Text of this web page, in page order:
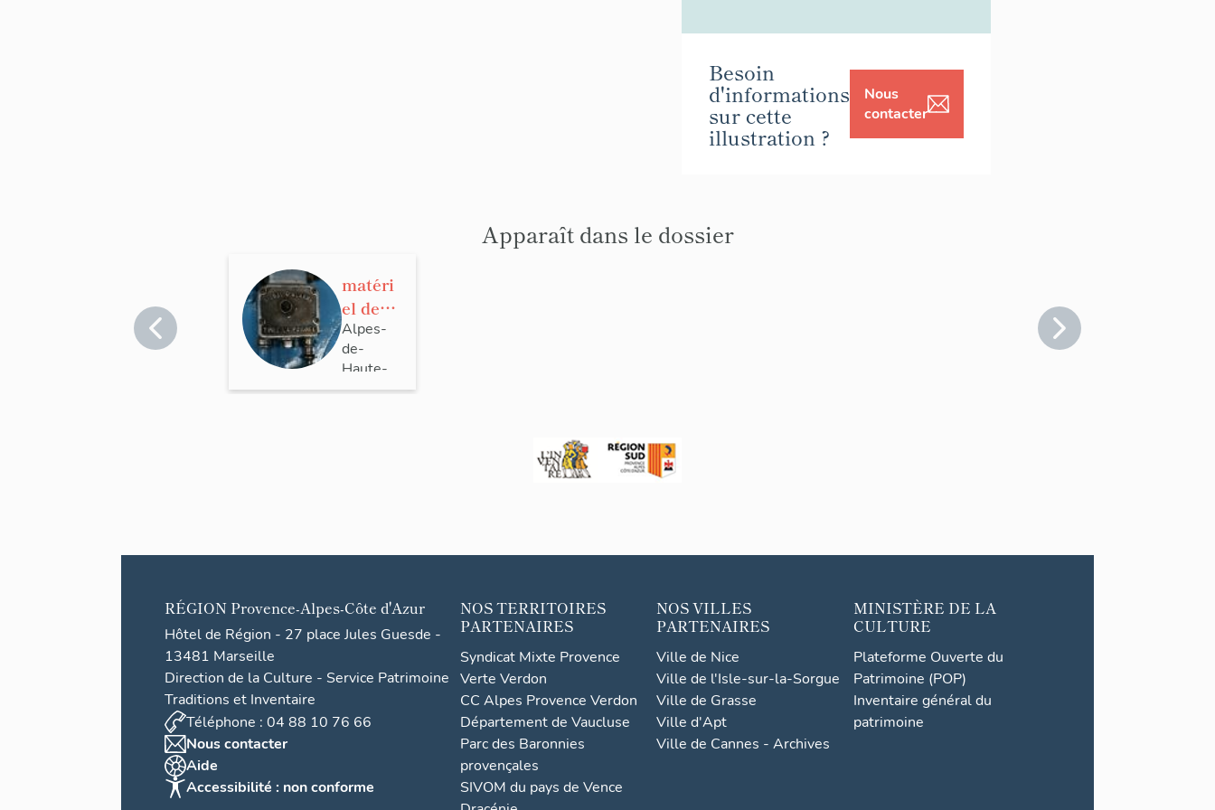
Besoin
d'informations
sur cette
illustration ?
Nous
contacter
Apparaît dans le dossier
matéri
el de
transp
ort
ferrovi
Alpes-
de-
Haute-
Provence
RÉGION Provence-Alpes-Côte d'Azur
Hôtel de Région - 27 place Jules Guesde -
13481 Marseille
Direction de la Culture - Service Patrimoine
Traditions et Inventaire
Téléphone : 04 88 10 76 66
Nous contacter
Aide
Accessibilité : non conforme
NOS TERRITOIRES
PARTENAIRES
Syndicat Mixte Provence
Verte Verdon
CC Alpes Provence Verdon
Département de Vaucluse
Parc des Baronnies
provençales
SIVOM du pays de Vence
NOS VILLES
PARTENAIRES
Ville de Nice
Ville de l'Isle-sur-la-Sorgue
Ville de Grasse
Ville d'Apt
Ville de Cannes - Archives
MINISTÈRE DE LA
CULTURE
Plateforme Ouverte du
Patrimoine (POP)
Inventaire général du
patrimoine